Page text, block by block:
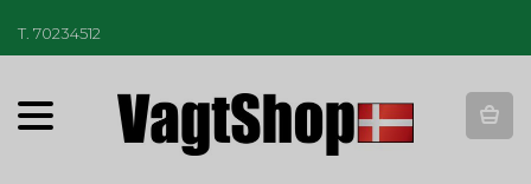
T 70234512
T
o